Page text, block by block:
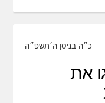
כ״ה בניסן ה׳תשפ״ה
את